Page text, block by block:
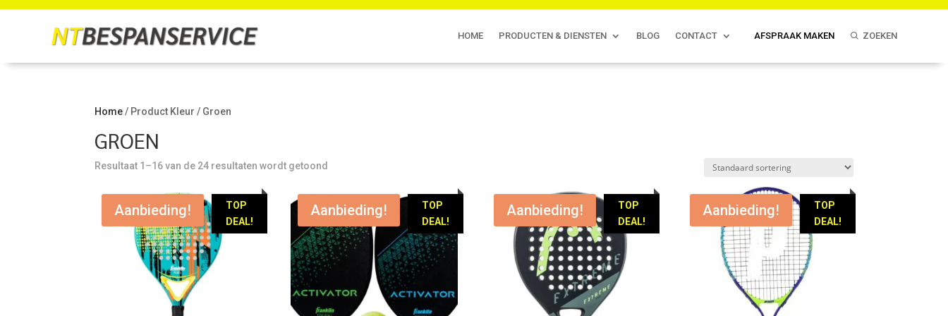
HOME PRODUCTEN & DIENSTEN BLOG CONTACT AFSPRAAK MAKEN ZOEKEN
Home/ Product Kleur / Groen
GROEN
Resultaat 1–16 van de 24 resultaten wordt getoond
TOP
DEAL!
Aanbieding!
TOP
DEAL!
Aanbieding!
TOP
DEAL!
Aanbieding!
TOP
DEAL!
Aanbieding!